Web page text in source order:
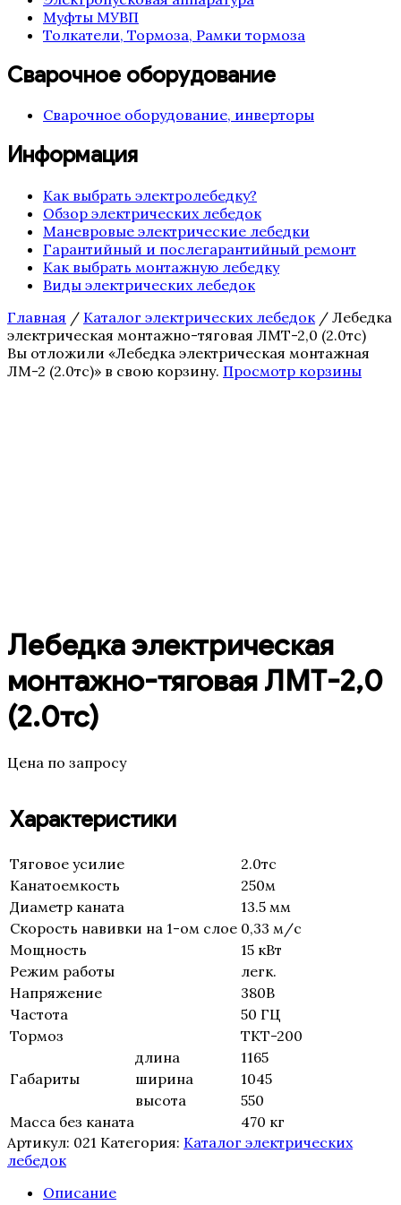
Муфты МУВП
Толкатели, Тормоза, Рамки тормоза
Сварочное оборудование
Сварочное оборудование, инверторы
Информация
Как выбрать электролебедку?
Обзор электрических лебедок
Маневровые электрические лебедки
Гарантийный и послегарантийный ремонт
Как выбрать монтажную лебедку
Виды электрических лебедок
Главная / Каталог электрических лебедок/ Лебедка
электрическая монтажно-тяговая ЛМТ-2,0 (2.0тс)
Вы отложили «Лебедка электрическая монтажная
ЛМ-2 (2.0тс)» в свою корзину. Просмотр корзины
Лебедка электрическая
монтажно-тяговая ЛМТ-2,0
(2.0тс)
Цена по запросу
Характеристики
Тяговое усилие
2.0тс
Канатоемкость
250м
Диаметр каната
13.5 мм
Скорость навивки на 1-ом слое 0,33 м/с
Мощность
15 кВт
Режим работы
легк.
Напряжение
380В
Частота
50 ГЦ
Тормоз
ТКТ-200
длина
1165
Габариты
ширина
1045
высота
550
Масса без каната
470 кг
Артикул: 021 Категория: Каталог электрических
лебедок
Описание